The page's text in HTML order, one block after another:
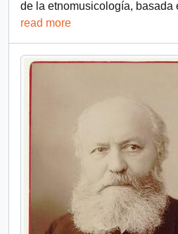
de la etnomusicología, basada
read more